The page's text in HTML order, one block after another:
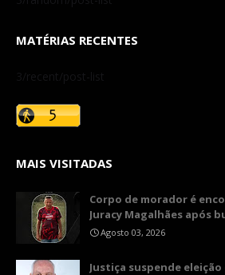
MATÉRIAS RECENTES
3/recent/post-list
MAIS VISITADAS
Corpo de morador é
Juracy Magalhães após
Agosto 03, 2026
​Justiça suspende